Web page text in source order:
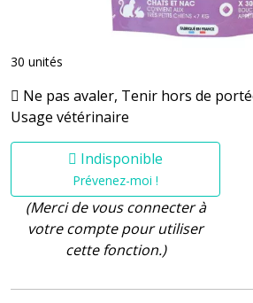
30 unités
Ne pas avaler, Tenir hors de
Usage vétérinaire
Indisponible
Prévenez-moi !
(Merci de vous connecter à
votre compte pour utiliser
cette fonction.)